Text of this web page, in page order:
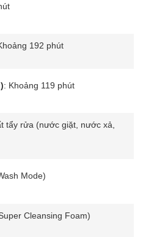
192 phút
: Khoảng 119 phút
tẩy rửa (nước giặt, nước xả,
Mode)
Cleansing Foam)